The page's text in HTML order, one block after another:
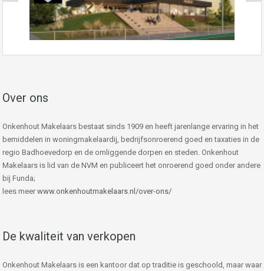
Over ons
Onkenhout Makelaars bestaat sinds 1909 en heeft jarenlange ervaring in het
bemiddelen in woningmakelaardij, bedrijfsonroerend goed en taxaties in de
regio Badhoevedorp en de omliggende dorpen en steden. Onkenhout
Makelaars is lid van de NVM en publiceert het onroerend goed onder andere
bij Funda;
lees meer www.onkenhoutmakelaars.nl/over-ons/
De kwaliteit van verkopen
Onkenhout Makelaars is een kantoor dat op traditie is geschoold, maar waar